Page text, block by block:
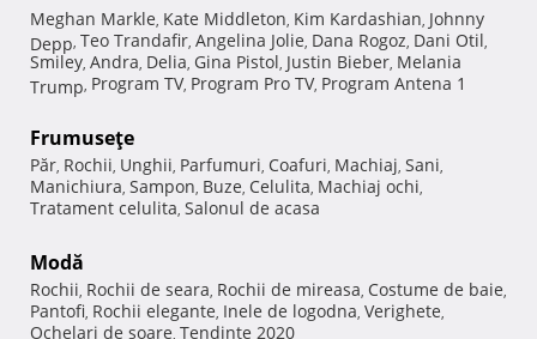
Meghan Markle, Kate Middleton, Kim Kardashian, Johnny
Depp, Teo Trandafir, Angelina Jolie, Dana Rogoz, Dani Otil,
Smiley, Andra, Delia, Gina Pistol, Justin Bieber, Melania
Trump, Program TV, Program Pro TV, Program Antena 1
Frumuseţe
Păr, Rochii, Unghii, Parfumuri, Coafuri, Machiaj, Sani,
Manichiura, Sampon, Buze, Celulita, Machiaj ochi,
Tratament celulita, Salonul de acasa
Modă
Rochii, Rochii de seara, Rochii de mireasa, Costume de baie,
Pantofi, Rochii elegante, Inele de logodna, Verighete,
Ochelari de soare, Tendinte 2020